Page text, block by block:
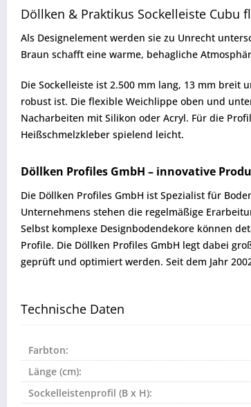
Döllken & Praktikus Sockelleiste Cubu
Als Designelement werden sie zu Unrecht
Braun schafft eine warme, behagliche
Die Sockelleiste ist 2.500 mm lang, 13 mm breit
robust ist. Die flexible Weichlippe oben und
Nacharbeiten mit Silikon oder Acryl. Für die
Heißschmelzkleber spielend leicht.
Döllken Profiles GmbH – innovative
Die Döllken Profiles GmbH ist Spezialist für
Unternehmens stehen die regelmäßige
Selbst komplexe Designbodendekore können
Profile. Die Döllken Profiles GmbH legt dabei
geprüft und optimiert werden. Seit dem Jahr
Technische Daten
Farbton:
Länge (cm):
Sockelleistenprofil (B x H):